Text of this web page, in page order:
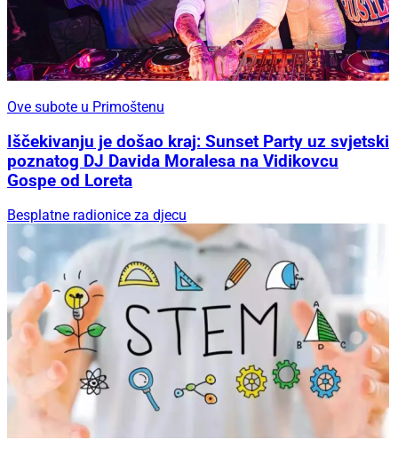
Ove subote u Primoštenu
Iščekivanju je došao kraj: Sunset Party uz svjetski
poznatog DJ Davida Moralesa na Vidikovcu
Gospe od Loreta
Besplatne radionice za djecu